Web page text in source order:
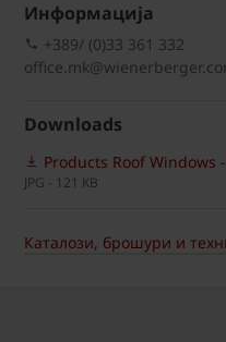
Информациja
+389/ (0)33 361 332
Downloads
Products Roof Windows
JPG - 121 KB
Каталози, брошури и